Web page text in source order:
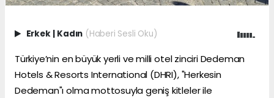
Erkek Kadın (Haberi Sesli Oku)
Türkiye’nin en büyük yerli ve milli otel zinciri Dedeman
Hotels & Resorts International (DHRI), "Herkesin
Dedeman"ı olma mottosuyla geniş kitleler ile